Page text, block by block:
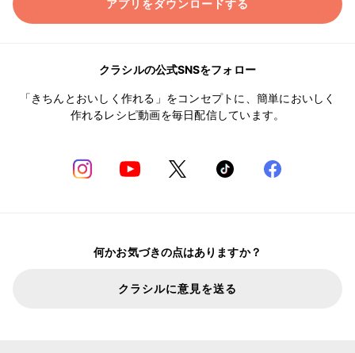
アプリをダウンロードする
クラシルの公式SNSをフォロー
「きちんとおいしく作れる」をコンセプトに、簡単においしく
作れるレシピ動画を毎日配信しています。
何かお気づきの点はありますか？
クラシルに意見を送る